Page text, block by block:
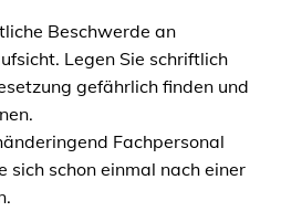
Beschwerde an
Legen Sie schriftlich
gefährlich finden und
Fachpersonal
sich schon einmal nach einer